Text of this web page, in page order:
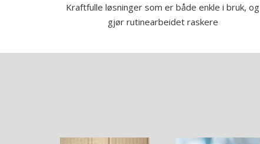
Kraftfulle løsninger som er både enkle i bruk, og
gjør rutinearbeidet raskere